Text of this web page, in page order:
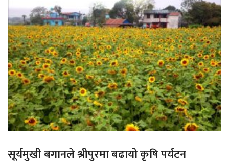
सूर्यमुखी बगानले श्रीपुरमा बढायो कृषि पर्यटन